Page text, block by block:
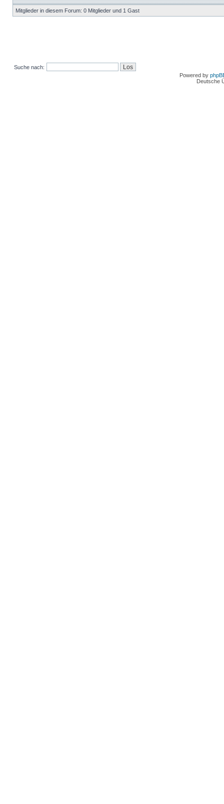
Mitglieder in diesem Forum: 0 Mitglieder und 1 Gast
Suche nach:
Powered by
Deutsche